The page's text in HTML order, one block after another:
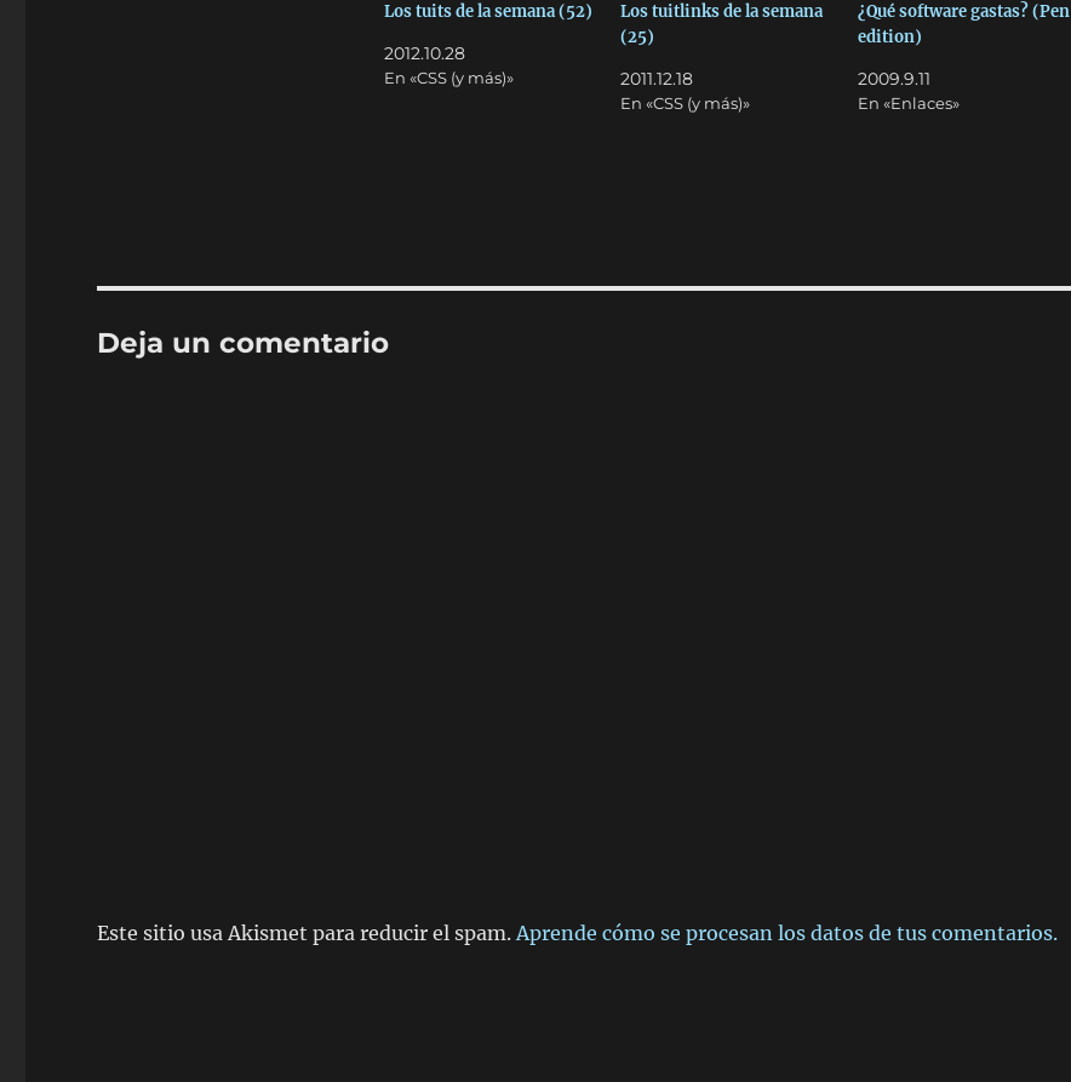
Los tuits de la semana (52)
2012.10.28
En «CSS (y más)»
Los tuitlinks de la semana
(25)
2011.12.18
En «CSS (y más)»
¿Qué software gastas? (Pen
edition)
2009.9.11
En «Enlaces»
Deja un comentario
Este sitio usa Akismet para reducir el spam.Aprende cómo se procesan los datos de tus comentarios.